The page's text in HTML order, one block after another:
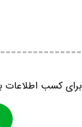
برای کسب اطلاعات